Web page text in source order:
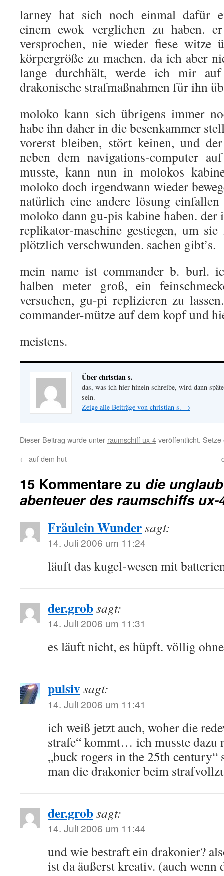
larney hat sich noch einmal dafür
einem ewok verglichen zu haben.
versprochen, nie wieder fiese witze
körpergröße zu machen. da ich aber
lange durchhält, werde ich mir
drakonische strafmaßnahmen für ihn
moloko kann sich übrigens immer
habe ihn daher in die besenkammer
vorerst bleiben, stört keinen, und
neben dem navigations-computer
musste, kann nun in molokos
moloko doch irgendwann wieder
natürlich eine andere lösung
moloko dann gu-pis kabine haben.
replikator-maschine gestiegen, um
plötzlich verschwunden. sachen gibt’s.
mein name ist commander b. burl.
halben meter groß, ein
versuchen, gu-pi replizieren zu
commander-mütze auf dem kopf und
meistens.
Über christian s.
das, was ich hier hinein schreibe, wird dann
sein.
Zeige alle Beiträge von christian s. →
Dieser Beitrag wurde unter raumschiff ux-4veröffentlicht.
← auf dem hut
15 Kommentare zu die
abenteuer des raumschiffs ux-
Fräulein Wundersagt:
14. Juli 2006 um 11:24
läuft das kugel-wesen mit
der.grobsagt:
14. Juli 2006 um 11:31
es läuft nicht, es hüpft. völlig
pulsivsagt:
14. Juli 2006 um 11:41
ich weiß jetzt auch, woher die
strafe“ kommt… ich musste dazu
„buck rogers in the 25th
man die drakonier beim
der.grobsagt:
14. Juli 2006 um 11:44
und wie bestraft ein drakonier?
ist da äußerst kreativ. (auch wenn